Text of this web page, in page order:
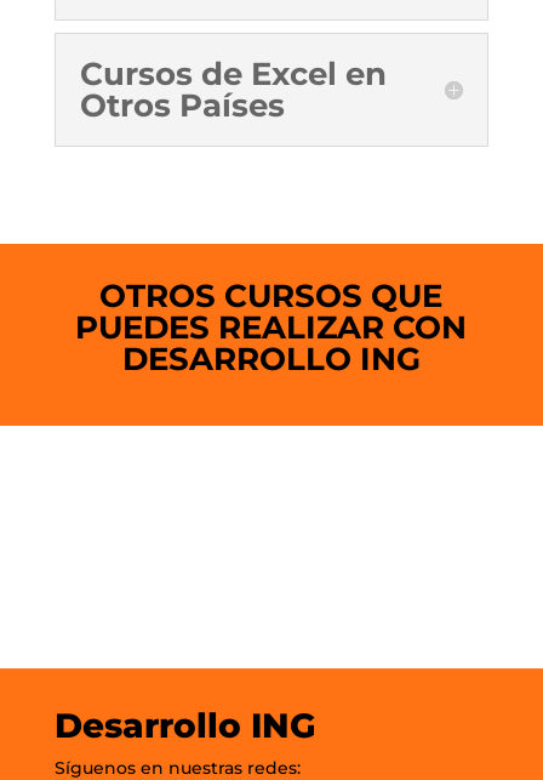
Cursos de Excel en
Otros Países
OTROS CURSOS QUE
PUEDES REALIZAR CON
DESARROLLO ING
Desarrollo ING
Síguenos en nuestras redes: